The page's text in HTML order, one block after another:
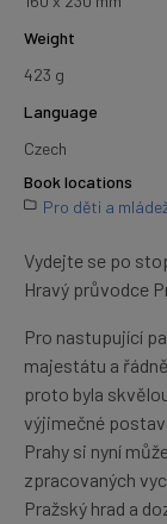
Weight
423 g
Language
Czech
Book locations
Pro děti a
Vydejte se po
Hravý průvodce
Pro nastupující
majestátu a
proto byla
výjimečné
Prahy si nyní
zpracovaných
Pražský hrad a